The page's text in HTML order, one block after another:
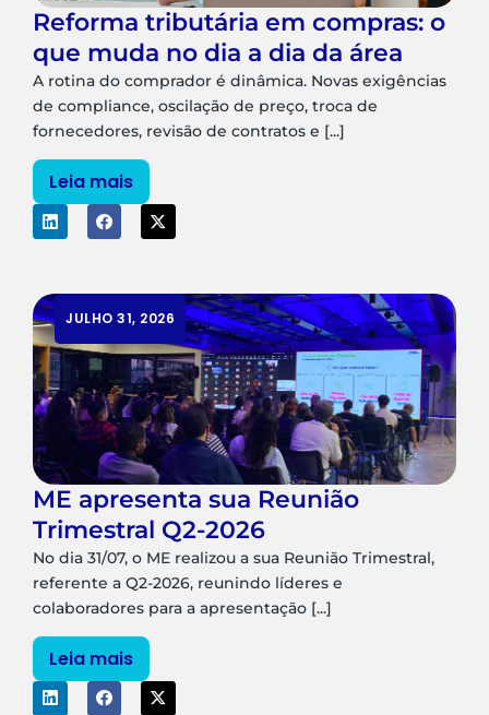
Reforma tributária em compras: o
que muda no dia a dia da área
A rotina do comprador é dinâmica. Novas exigências
de compliance, oscilação de preço, troca de
fornecedores, revisão de contratos e [...]
Leia mais
JULHO 31, 2026
ME apresenta sua Reunião
Trimestral Q2-2026
No dia 31/07, o ME realizou a sua Reunião Trimestral,
referente a Q2-2026, reunindo líderes e
colaboradores para a apresentação [...]
Leia mais